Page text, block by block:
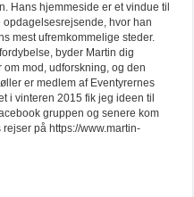
Hans hjemmeside er et vindue til
opdagelsesrejsende, hvor han
mest ufremkommelige steder.
byder Martin dig
mod, udforskning, og den
er medlem af Eventyrernes
i vinteren 2015 fik jeg ideen til
gruppen og senere kom
på https://www.martin-